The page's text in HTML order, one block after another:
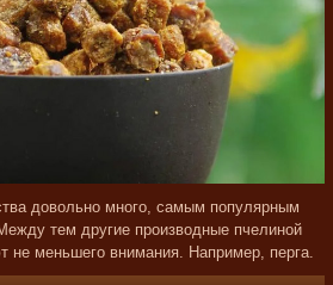
довольно много, самым популярным
тем другие производные пчелиной
не меньшего внимания. Например, перга.